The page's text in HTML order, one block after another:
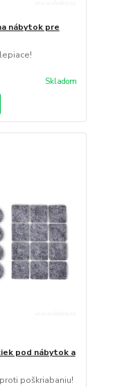
nábytok pre
Skladom
pod nábytok a
poškriabaniu!